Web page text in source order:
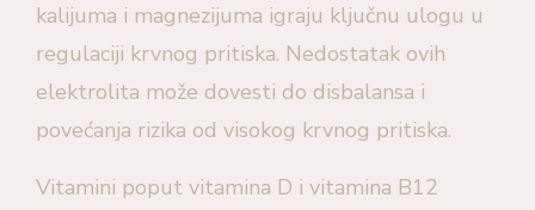
kalijuma i magnezijuma igraju ključnu ulogu u
regulaciji krvnog pritiska. Nedostatak ovih
elektrolita može dovesti do disbalansa i
povećanja rizika od visokog krvnog pritiska.
Vitamini poput vitamina D i vitamina B12